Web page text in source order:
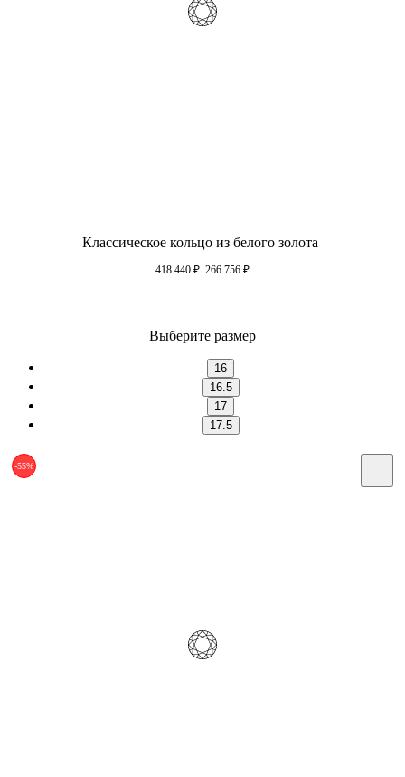
Классическое кольцо из белого золота
418 440 ₽ 266 756 ₽
Выберите размер
16
16.5
17
17.5
-55%